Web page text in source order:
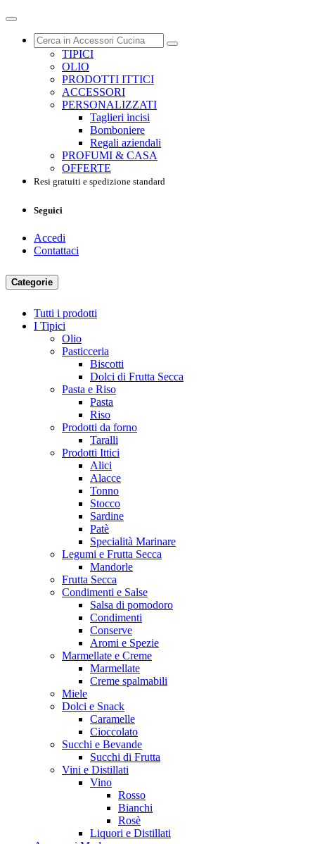
TIPICI
OLIO
PRODOTTI ITTICI
ACCESSORI
PERSONALIZZATI
Taglieri incisi
Bomboniere
Regali aziendali
PROFUMI & CASA
OFFERTE
Resi gratuiti e spedizione standard
Seguici
Accedi
Contattaci
Categorie
Tutti i prodotti
I Tipici
Olio
Pasticceria
Biscotti
Dolci di Frutta Secca
Pasta e Riso
Pasta
Riso
Prodotti da forno
Taralli
Prodotti Ittici
Alici
Alacce
Tonno
Stocco
Sardine
Patè
Specialità Marinare
Legumi e Frutta Secca
Mandorle
Frutta Secca
Condimenti e Salse
Salsa di pomodoro
Condimenti
Conserve
Aromi e Spezie
Marmellate e Creme
Marmellate
Creme spalmabili
Miele
Dolci e Snack
Caramelle
Cioccolato
Succhi e Bevande
Succhi di Frutta
Vini e Distillati
Vino
Rosso
Bianchi
Rosè
Liquori e Distillati